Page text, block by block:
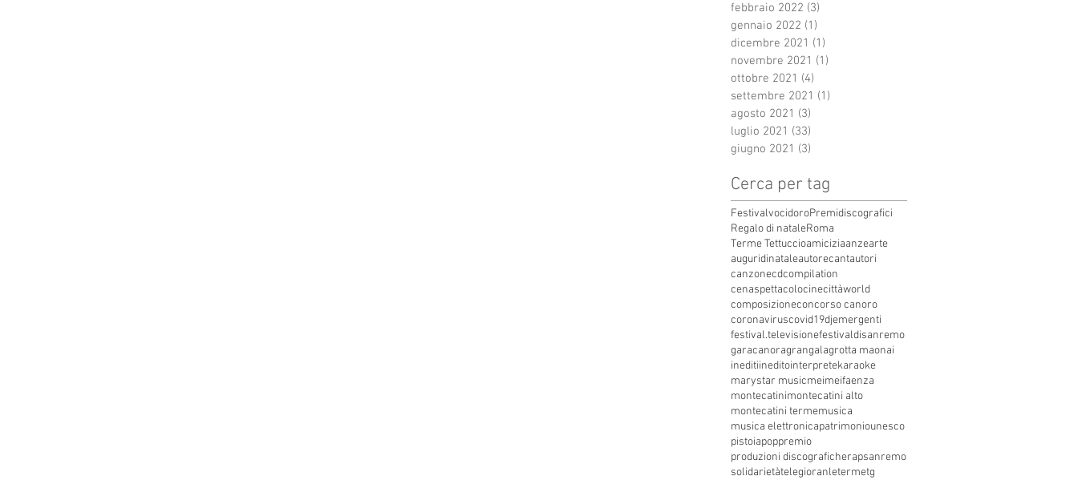
febbraio 2022 (3)
gennaio 2022 (1)
dicembre 2021 (1)
novembre 2021 (1)
ottobre 2021 (4)
settembre 2021 (1)
agosto 2021 (3)
luglio 2021 (33)
giugno 2021 (3)
Cerca per tag
FestivalvocidoroPremidiscografici
Regalo di nataleRoma
Terme Tettuccioamiciziaanzearte
auguridinataleautorecantautori
canzonecdcompilation
cenaspettacolocinecittàworld
composizioneconcorso canoro
coronaviruscovid19djemergenti
festival.televisionefestivaldisanremo
garacanoragrangalagrotta maonai
ineditiineditointerpretekaraoke
marystar musicmeimeifaenza
montecatinimontecatini alto
montecatini termemusica
musica elettronicapatrimoniounesco
pistoiapoppremio
produzioni discograficherapsanremo
solidarietàtelegioranletermetg